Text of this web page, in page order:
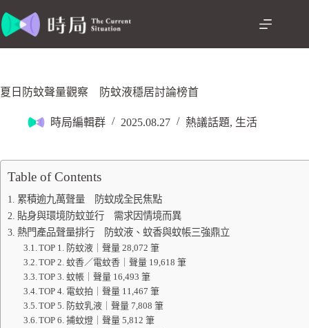
夏日防蚊聲量觀察 防蚊液穩居討論榜首
時局編輯群 2025.08.27 熱議話題, 生活
Table of Contents
累積逾九萬聲量 防蚊成全民焦點
貼身與環境防蚊並行 需求因情境而異
熱門產品聲量排行 防蚊液、蚊香與蚊帳三強鼎立
TOP 1. 防蚊液｜聲量 28,072 筆
TOP 2. 蚊香／電蚊香｜聲量 19,618 筆
TOP 3. 蚊帳｜聲量 16,493 筆
TOP 4. 電蚊拍｜聲量 11,467 筆
TOP 5. 防蚊乳液｜聲量 7,808 筆
TOP 6. 捕蚊燈｜聲量 5,812 筆